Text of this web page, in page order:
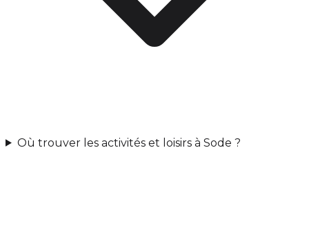
Où trouver les activités et loisirs à Sode ?